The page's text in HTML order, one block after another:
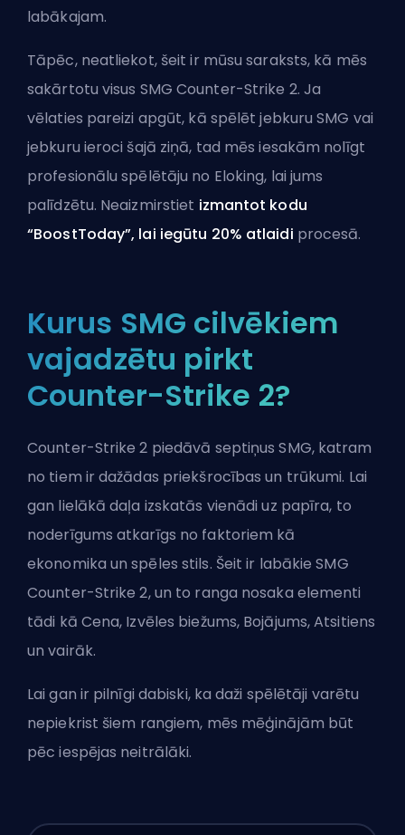
labākajam.
Tāpēc, neatliekot, šeit ir mūsu saraksts, kā mēs
sakārtotu visus SMG Counter-Strike 2. Ja
vēlaties pareizi apgūt, kā spēlēt jebkuru SMG vai
jebkuru ieroci šajā ziņā, tad mēs iesakām nolīgt
profesionālu spēlētāju no Eloking, lai jums
palīdzētu. Neaizmirstiet izmantot kodu
“BoostToday”, lai iegūtu 20% atlaidi procesā.
Kurus SMG cilvēkiem
vajadzētu pirkt
Counter-Strike 2?
Counter-Strike 2 piedāvā septiņus SMG, katram
no tiem ir dažādas priekšrocības un trūkumi. Lai
gan lielākā daļa izskatās vienādi uz papīra, to
noderīgums atkarīgs no faktoriem kā
ekonomika un spēles stils. Šeit ir labākie SMG
Counter-Strike 2, un to ranga nosaka elementi
tādi kā Cena, Izvēles biežums, Bojājums, Atsitiens
un vairāk.
Lai gan ir pilnīgi dabiski, ka daži spēlētāji varētu
nepiekrist šiem rangiem, mēs mēģinājām būt
pēc iespējas neitrālāki.